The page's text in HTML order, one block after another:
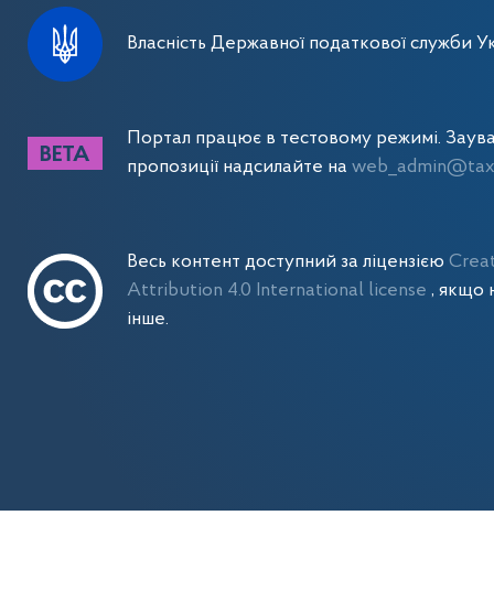
Власність Державної податкової служби
Портал працює в тестовому режимі.
пропозиції надсилайте на
Весь контент доступний за ліцензією
Attribution 4.0 International license , якщо
інше.